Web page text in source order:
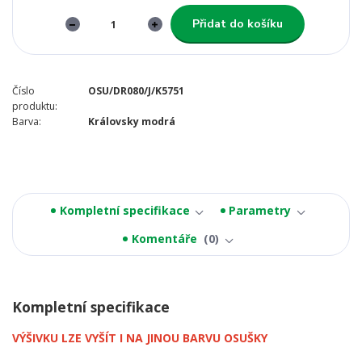
Přidat do košíku
Číslo
produktu:
OSU/DR080/J/K5751
Barva: Královsky modrá
Kompletní specifikace
Parametry
Komentáře
0
Kompletní specifikace
VÝŠIVKU LZE VYŠÍT I NA JINOU BARVU OSUŠKY